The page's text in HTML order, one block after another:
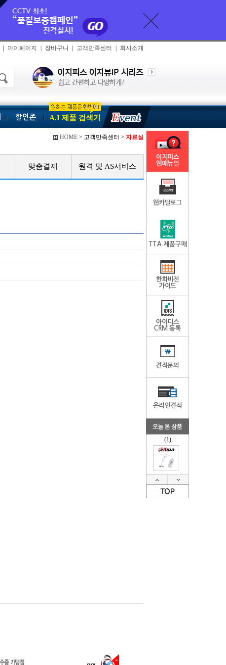
마이페이지 장바구니 고객만족센터 회사소개
할인존 A.I 제품 검색기
HOME > 고객만족센터 > 자료실
맞춤결제 원격 및 AS서비스
이지피스
웹매뉴얼
웹카달로그
TTA 제품구매
한화비전
가이드
아이디스
CRM 등록
견적문의
온라인견적
(1)